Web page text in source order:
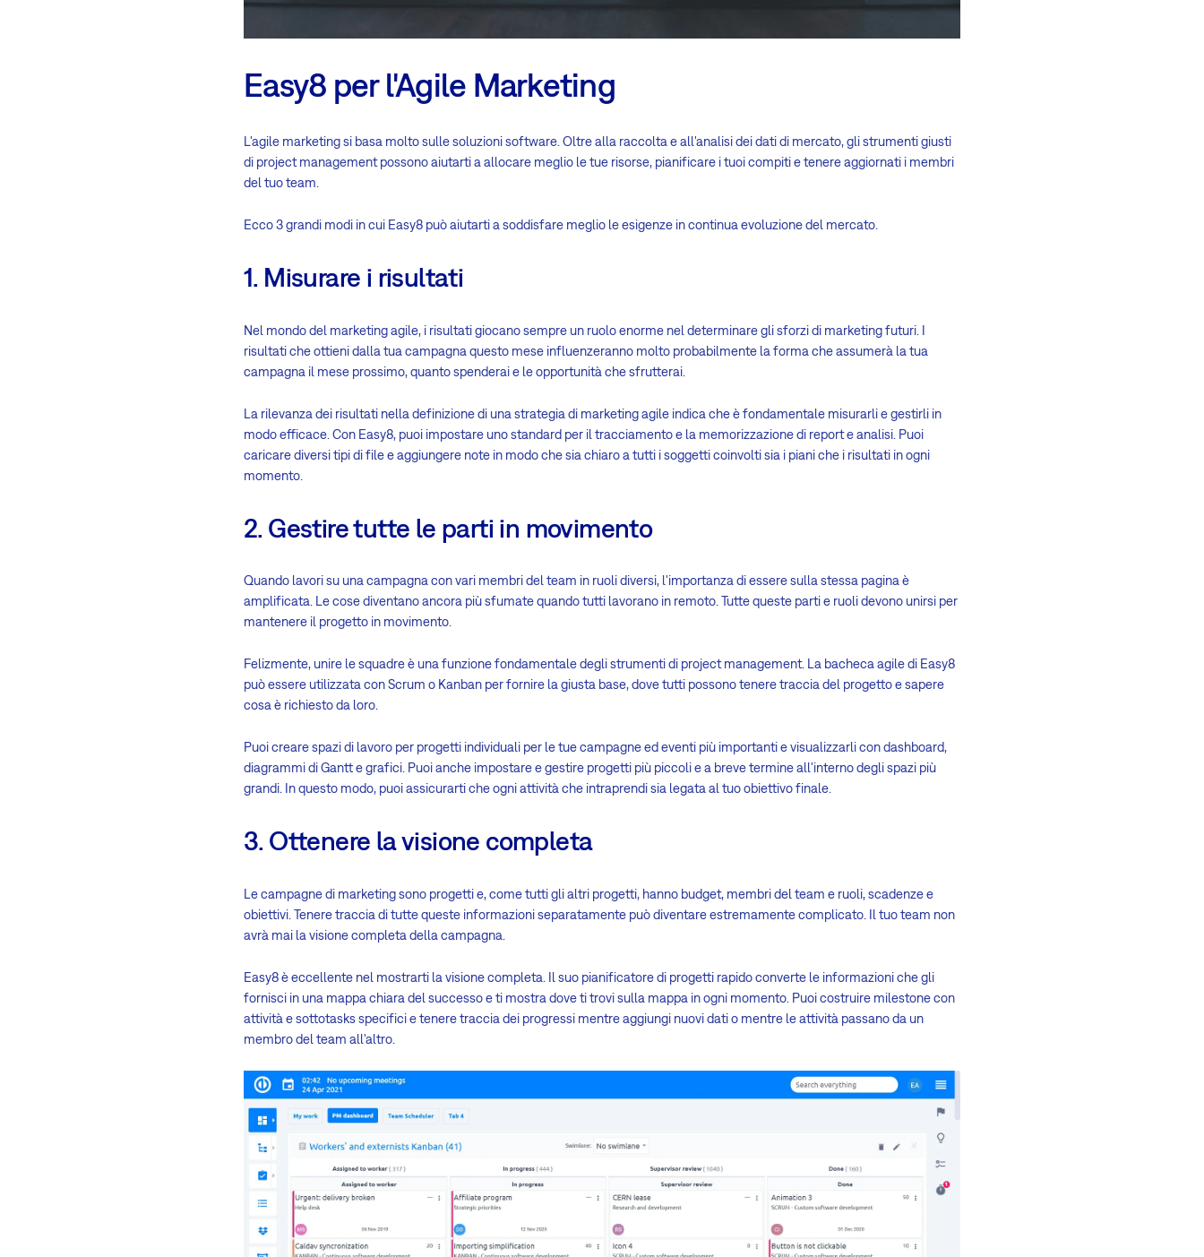
Easy8 per l'Agile Marketing
L'agile marketing si basa molto sulle soluzioni software. Oltre alla raccolta e all'analisi dei dati di mercato, gli strumenti giusti
di project management possono aiutarti a allocare meglio le tue risorse, pianificare i tuoi compiti e tenere aggiornati i membri
del tuo team.
Ecco 3 grandi modi in cui Easy8 può aiutarti a soddisfare meglio le esigenze in continua evoluzione del mercato.
1. Misurare i risultati
Nel mondo del marketing agile, i risultati giocano sempre un ruolo enorme nel determinare gli sforzi di marketing futuri. I
risultati che ottieni dalla tua campagna questo mese influenzeranno molto probabilmente la forma che assumerà la tua
campagna il mese prossimo, quanto spenderai e le opportunità che sfrutterai.
La rilevanza dei risultati nella definizione di una strategia di marketing agile indica che è fondamentale misurarli e gestirli in
modo efficace. Con Easy8, puoi impostare uno standard per il tracciamento e la memorizzazione di report e analisi. Puoi
caricare diversi tipi di file e aggiungere note in modo che sia chiaro a tutti i soggetti coinvolti sia i piani che i risultati in ogni
momento.
2. Gestire tutte le parti in movimento
Quando lavori su una campagna con vari membri del team in ruoli diversi, l'importanza di essere sulla stessa pagina è
amplificata. Le cose diventano ancora più sfumate quando tutti lavorano in remoto. Tutte queste parti e ruoli devono unirsi per
mantenere il progetto in movimento.
Felizmente, unire le squadre è una funzione fondamentale degli strumenti di project management. La bacheca agile di Easy8
può essere utilizzata con Scrum o Kanban per fornire la giusta base, dove tutti possono tenere traccia del progetto e sapere
cosa è richiesto da loro.
Puoi creare spazi di lavoro per progetti individuali per le tue campagne ed eventi più importanti e visualizzarli con dashboard,
diagrammi di Gantt e grafici. Puoi anche impostare e gestire progetti più piccoli e a breve termine all'interno degli spazi più
grandi. In questo modo, puoi assicurarti che ogni attività che intraprendi sia legata al tuo obiettivo finale.
3. Ottenere la visione completa
Le campagne di marketing sono progetti e, come tutti gli altri progetti, hanno budget, membri del team e ruoli, scadenze e
obiettivi. Tenere traccia di tutte queste informazioni separatamente può diventare estremamente complicato. Il tuo team non
avrà mai la visione completa della campagna.
Easy8 è eccellente nel mostrarti la visione completa. Il suo pianificatore di progetti rapido converte le informazioni che gli
fornisci in una mappa chiara del successo e ti mostra dove ti trovi sulla mappa in ogni momento. Puoi costruire milestone con
attività e sottotasks specifici e tenere traccia dei progressi mentre aggiungi nuovi dati o mentre le attività passano da un
membro del team all'altro.